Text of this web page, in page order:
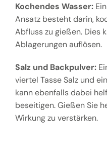
Kochendes Wasser:
Ansatz besteht darin,
Abfluss zu gießen. Dies
Ablagerungen auflösen.
Salz und Backpulver:
viertel Tasse Salz und
kann ebenfalls dabei
beseitigen. Gießen Sie
Wirkung zu verstärken.